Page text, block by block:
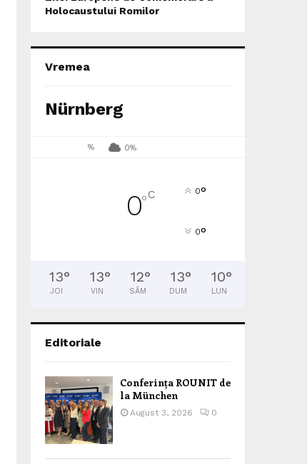
Holocaustului Romilor
Vremea
Nürnberg
% 0%
0°C 0°
0°
13°
JOI
13°
VIN
12°
SÂM
13°
DUM
10°
LUN
Editoriale
Conferința ROUNIT de
la München
August 3, 2026 0